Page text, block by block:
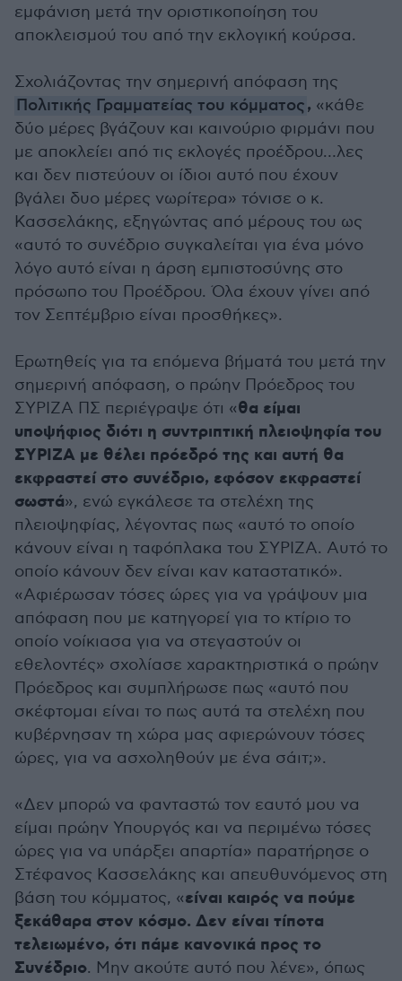
εμφάνιση μετά την οριστικοποίηση του
αποκλεισμού του από την εκλογική κούρσα.
Σχολιάζοντας την σημερινή απόφαση της
Πολιτικής Γραμματείας του κόμματος, «κάθε
δύο μέρες βγάζουν και καινούριο φιρμάνι που
με αποκλείει από τις εκλογές προέδρου…λες
και δεν πιστεύουν οι ίδιοι αυτό που έχουν
βγάλει δυο μέρες νωρίτερα» τόνισε ο κ.
Κασσελάκης, εξηγώντας από μέρους του ως
«αυτό το συνέδριο συγκαλείται για ένα μόνο
λόγο αυτό είναι η άρση εμπιστοσύνης στο
πρόσωπο του Προέδρου. Όλα έχουν γίνει από
τον Σεπτέμβριο είναι προσθήκες».
Ερωτηθείς για τα επόμενα βήματά του μετά την
σημερινή απόφαση, ο πρώην Πρόεδρος του
ΣΥΡΙΖΑ ΠΣ περιέγραψε ότι «θα είμαι
υποψήφιος διότι η συντριπτική πλειοψηφία του
ΣΥΡΙΖΑ με θέλει πρόεδρό της και αυτή θα
εκφραστεί στο συνέδριο, εφόσον εκφραστεί
σωστά», ενώ εγκάλεσε τα στελέχη της
πλειοψηφίας, λέγοντας πως «αυτό το οποίο
κάνουν είναι η ταφόπλακα του ΣΥΡΙΖΑ. Αυτό το
οποίο κάνουν δεν είναι καν καταστατικό».
«Αφιέρωσαν τόσες ώρες για να γράψουν μια
απόφαση που με κατηγορεί για το κτίριο το
οποίο νοίκιασα για να στεγαστούν οι
εθελοντές» σχολίασε χαρακτηριστικά ο πρώην
Πρόεδρος και συμπλήρωσε πως «αυτό που
σκέφτομαι είναι το πως αυτά τα στελέχη που
κυβέρνησαν τη χώρα μας αφιερώνουν τόσες
ώρες, για να ασχοληθούν με ένα σάιτ;».
«Δεν μπορώ να φανταστώ τον εαυτό μου να
είμαι πρώην Υπουργός και να περιμένω τόσες
ώρες για να υπάρξει απαρτία» παρατήρησε ο
Στέφανος Κασσελάκης και απευθυνόμενος στη
βάση του κόμματος, «είναι καιρός να πούμε
ξεκάθαρα στον κόσμο. Δεν είναι τίποτα
τελειωμένο, ότι πάμε κανονικά προς το
Συνέδριο. Μην ακούτε αυτό που λένε», όπως